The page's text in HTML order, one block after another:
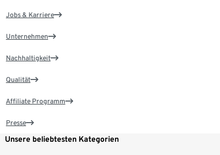
Jobs & Karriere
Unternehmen
Nachhaltigkeit
Qualität
Affiliate Programm
Presse
Unsere beliebtesten Kategorien